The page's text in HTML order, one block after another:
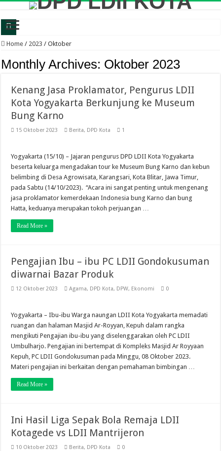
Warga LDII Umbulharjo Kompak Gelar Kerja Bakti Sambut Muswil LDII DIY
Talk About Life After Marriage, LDII Yogyakarta dan Bantul Bekali Remaja
DPRD DIY Gandeng LDII Kota Yogyakarta Bahas Pendanaan Pendidikan,
Tebar Manfaat Kurban, LDII Gedongtengen Sajikan Bakso Gratis untuk Warga
KUMANJA 2026 Jadi Ajang Keakraban Muda-Mudi LDII Sekaligus Bekal
Ketua PC LDII Gedongtengen Silaturahim dan Serahkan Majalah Nuansa ke
Pengajian Akhir Tahun Magma #7 Jadi Sarana Pembinaan dan Keakraban
Polsek Kasihan Bekali Pemuda PC LDII Mantrijeron Bahaya Narkoba dan
Home / 2023 / Oktober
Monthly Archives: Oktober 2023
Kenang Jasa Proklamator, Pengurus LDII
Kota Yogyakarta Berkunjung ke Museum
Bung Karno
15 Oktober 2023 Berita, DPD Kota 1
Yogyakarta (15/10) – Jajaran pengurus DPD LDII Kota Yogyakarta
beserta keluarga mengadakan tour ke Museum Bung Karno dan kebun
belimbing di Desa Agrowisata, Karangsari, Kota Blitar, Jawa Timur,
pada Sabtu (14/10/2023). “Acara ini sangat penting untuk mengenang
jasa proklamator kemerdekaan Indonesia bung Karno dan bung
Hatta, keduanya merupakan tokoh perjuangan …
Read More »
Pengajian Ibu – ibu PC LDII Gondokusuman
diwarnai Bazar Produk
12 Oktober 2023 Agama, DPD Kota, DPW, Ekonomi 0
Yogyakarta – Ibu-ibu Warga naungan LDII Kota Yogyakarta memadati
ruangan dan halaman Masjid Ar-Royyan, Kepuh dalam rangka
mengikuti Pengajian ibu-ibu yang diselenggarakan oleh PC LDII
Umbulharjo. Pengajian ini bertempat di Kompleks Masjid Ar Royyaan
Kepuh, PC LDII Gondokusuman pada Minggu, 08 Oktober 2023.
Materi pengajian ini berkaitan dengan pemahaman bimbingan …
Read More »
Ini Hasil Liga Sepak Bola Remaja LDII
Kotagede vs LDII Mantrijeron
10 Oktober 2023 Berita, DPD Kota 0